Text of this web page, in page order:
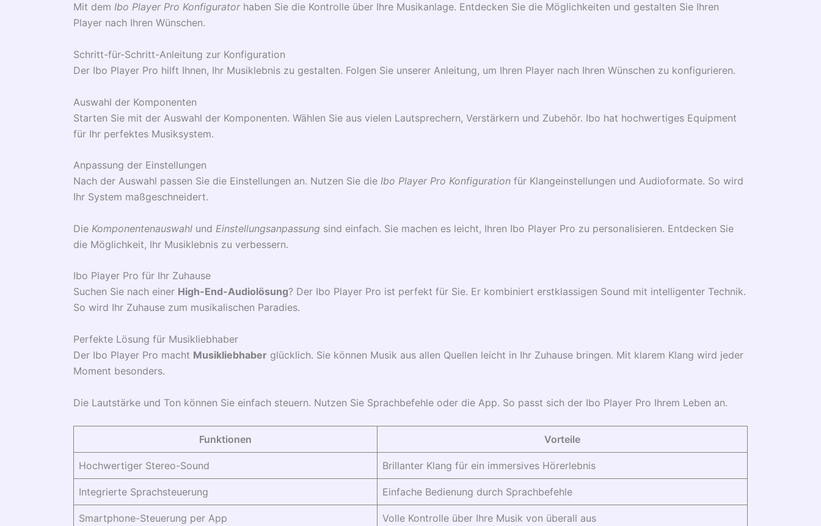
Mit dem Ibo Player Pro Konfiguratorhaben Sie die Kontrolle über Ihre Musikanlage. Entdecken Sie die Möglichkeiten und gestalten Sie Ihren
Player nach Ihren Wünschen.
Schritt-für-Schritt-Anleitung zur Konfiguration
Der Ibo Player Pro hilft Ihnen, Ihr Musiklebnis zu gestalten. Folgen Sie unserer Anleitung, um Ihren Player nach Ihren Wünschen zu konfigurieren.
Auswahl der Komponenten
Starten Sie mit der Auswahl der Komponenten. Wählen Sie aus vielen Lautsprechern, Verstärkern und Zubehör. Ibo hat hochwertiges Equipment
für Ihr perfektes Musiksystem.
Anpassung der Einstellungen
Nach der Auswahl passen Sie die Einstellungen an. Nutzen Sie die Ibo Player Pro Konfiguration für Klangeinstellungen und Audioformate. So wird
Ihr System maßgeschneidert.
Die Komponentenauswahl und Einstellungsanpassung sind einfach. Sie machen es leicht, Ihren Ibo Player Pro zu personalisieren. Entdecken Sie
die Möglichkeit, Ihr Musiklebnis zu verbessern.
Ibo Player Pro für Ihr Zuhause
Suchen Sie nach einer High-End-Audiolösung? Der Ibo Player Pro ist perfekt für Sie. Er kombiniert erstklassigen Sound mit intelligenter Technik.
So wird Ihr Zuhause zum musikalischen Paradies.
Perfekte Lösung für Musikliebhaber
Der Ibo Player Pro macht Musikliebhaber glücklich. Sie können Musik aus allen Quellen leicht in Ihr Zuhause bringen. Mit klarem Klang wird jeder
Moment besonders.
Die Lautstärke und Ton können Sie einfach steuern. Nutzen Sie Sprachbefehle oder die App. So passt sich der Ibo Player Pro Ihrem Leben an.
Funktionen Vorteile
Hochwertiger Stereo-Sound Brillanter Klang für ein immersives Hörerlebnis
Integrierte Sprachsteuerung Einfache Bedienung durch Sprachbefehle
Smartphone-Steuerung per App Volle Kontrolle über Ihre Musik von überall aus